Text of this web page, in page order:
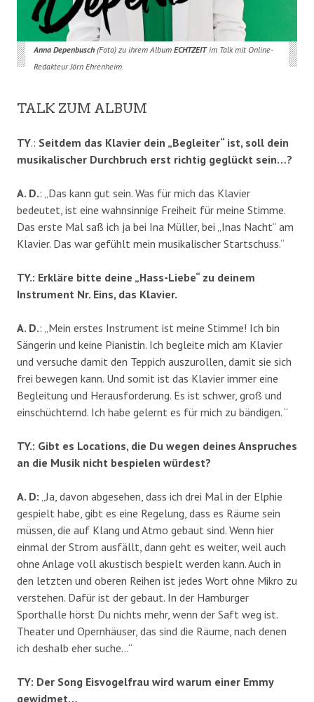
Anna Depenbusch(Foto) zu ihrem Album ECHTZEITim Talk mit Online-
Redakteur Jörn Ehrenheim.
TALK ZUM ALBUM
TY.: Seitdem das Klavier dein „Begleiter“ ist, soll dein
musikalischer Durchbruch erst richtig geglückt sein…?
A. D.: „Das kann gut sein. Was für mich das Klavier
bedeutet, ist eine wahnsinnige Freiheit für meine Stimme.
Das erste Mal saß ich ja bei Ina Müller, bei „Inas Nacht“ am
Klavier. Das war gefühlt mein musikalischer Startschuss.“
TY.: Erkläre bitte deine „Hass-Liebe“ zu deinem
Instrument Nr. Eins, das Klavier.
A. D.: „Mein erstes Instrument ist meine Stimme! Ich bin
Sängerin und keine Pianistin. Ich begleite mich am Klavier
und versuche damit den Teppich auszurollen, damit sie sich
frei bewegen kann. Und somit ist das Klavier immer eine
Begleitung und Herausforderung. Es ist schwer, groß und
einschüchternd. Ich habe gelernt es für mich zu bändigen. “
TY.: Gibt es Locations, die Du wegen deines Anspruches
an die Musik nicht bespielen würdest?
A. D: „Ja, davon abgesehen, dass ich drei Mal in der Elphie
gespielt habe, gibt es eine Regelung, dass es Räume sein
müssen, die auf Klang und Atmo gebaut sind. Wenn hier
einmal der Strom ausfällt, dann geht es weiter, weil auch
ohne Anlage voll akustisch bespielt werden kann. Auch in
den letzten und oberen Reihen ist jedes Wort ohne Mikro zu
verstehen. Dafür ist der gebaut. In der Hamburger
Sporthalle hörst Du nichts mehr, wenn der Saft weg ist.
Theater und Opernhäuser, das sind die Räume, nach denen
ich deshalb eher suche…“
TY: Der Song Eisvogelfrau wird warum einer Emmy
gewidmet…